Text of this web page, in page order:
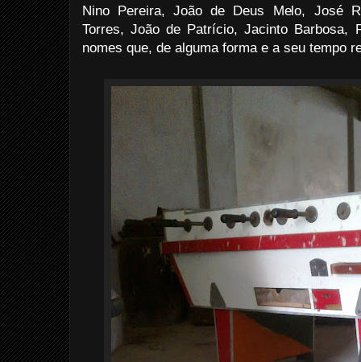
Nino Pereira, João de Deus Melo, José
Torres, João de Patrício, Jacinto Barbosa,
nomes que, de alguma forma e a seu tempo